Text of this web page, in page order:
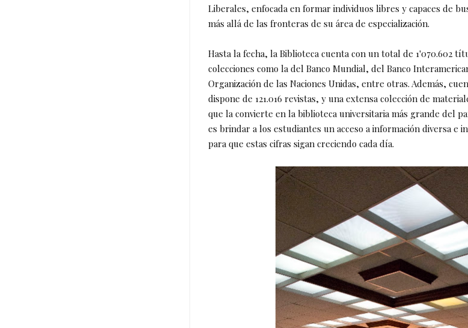
Liberales, enfocada en formar individuos libres y capaces de
más allá de las fronteras de su área de especialización.
Hasta la fecha, la Biblioteca cuenta con un total de 1'070.602
colecciones como la del Banco Mundial, del Banco
Organización de las Naciones Unidas, entre otras. Además,
dispone de 121.016 revistas, y una extensa colección de
que la convierte en la biblioteca universitaria más grande del
es brindar a los estudiantes un acceso a información diversa e
para que estas cifras sigan creciendo cada día.